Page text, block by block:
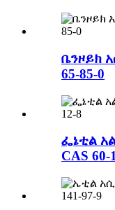
ቤንዞይክ
65-85-0
ፌኔቲል
CAS 60-